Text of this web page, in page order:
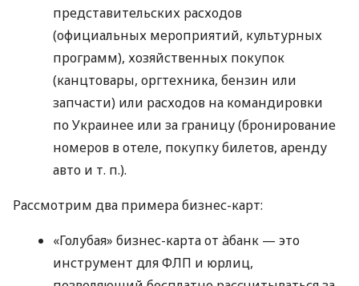
представительских расходов
(официальных мероприятий, культурных
программ), хозяйственных покупок
(канцтовары, оргтехника, бензин или
запчасти) или расходов на командировки
по Украинее или за границу (бронирование
номеров в отеле, покупку билетов, аренду
авто и т. п.).
Рассмотрим два примера бизнес-карт:
«Голубая» бизнес-карта от àбанк — это
инструмент для ФЛП и юрлиц,